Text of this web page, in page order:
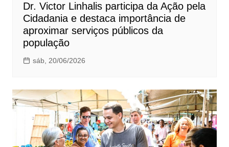
Dr. Victor Linhalis participa da Ação pela
Cidadania e destaca importância de
aproximar serviços públicos da
população
sáb, 20/06/2026